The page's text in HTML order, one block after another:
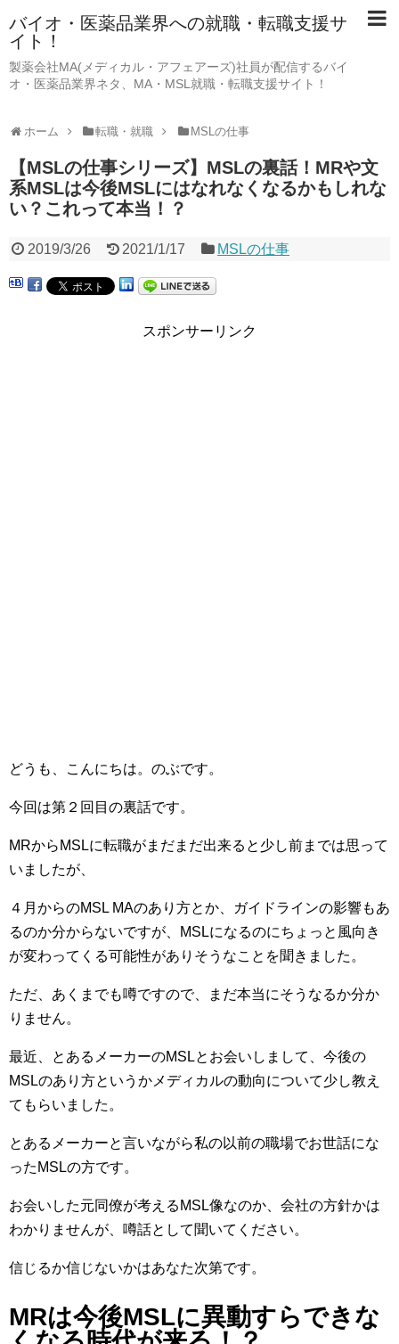
バイオ・医薬品業界への就職・転職支援サ
イト！
製薬会社MA(メディカル・アフェアーズ)社員が配信するバイ
オ・医薬品業界ネタ、MA・MSL就職・転職支援サイト！
ホーム 転職・就職 MSLの仕事
【MSLの仕事シリーズ】MSLの裏話！MRや文
系MSLは今後MSLにはなれなくなるかもしれな
い？これって本当！？
2019/3/26 2021/1/17 MSLの仕事
スポンサーリンク
どうも、こんにちは。のぶです。
今回は第２回目の裏話です。
MRからMSLに転職がまだまだ出来ると少し前までは思って
いましたが、
４月からのMSL MAのあり方とか、ガイドラインの影響もあ
るのか分からないですが、MSLになるのにちょっと風向き
が変わってくる可能性がありそうなことを聞きました。
ただ、あくまでも噂ですので、まだ本当にそうなるか分か
りません。
最近、とあるメーカーのMSLとお会いしまして、今後の
MSLのあり方というかメディカルの動向について少し教え
てもらいました。
とあるメーカーと言いながら私の以前の職場でお世話にな
ったMSLの方です。
お会いした元同僚が考えるMSL像なのか、会社の方針かは
わかりませんが、噂話として聞いてください。
信じるか信じないかはあなた次第です。
MRは今後MSLに異動すらできな